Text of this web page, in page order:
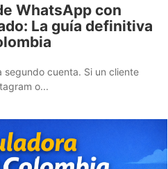
WhatsApp con
La guía definitiva
segundo cuenta. Si un cliente
o...